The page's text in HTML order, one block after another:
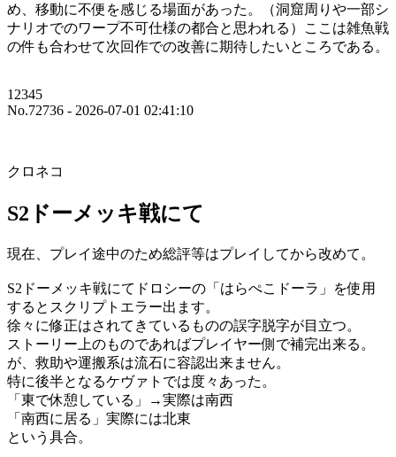
め、移動に不便を感じる場面があった。（洞窟周りや一部シ
ナリオでのワープ不可仕様の都合と思われる）ここは雑魚戦
の件も合わせて次回作での改善に期待したいところである。
12345
No.72736 - 2026-07-01 02:41:10
クロネコ
S2ドーメッキ戦にて
現在、プレイ途中のため総評等はプレイしてから改めて。
S2ドーメッキ戦にてドロシーの「はらぺこドーラ」を使用
するとスクリプトエラー出ます。
徐々に修正はされてきているものの誤字脱字が目立つ。
ストーリー上のものであればプレイヤー側で補完出来る。
が、救助や運搬系は流石に容認出来ません。
特に後半となるケヴァトでは度々あった。
「東で休憩している」→実際は南西
「南西に居る」実際には北東
という具合。